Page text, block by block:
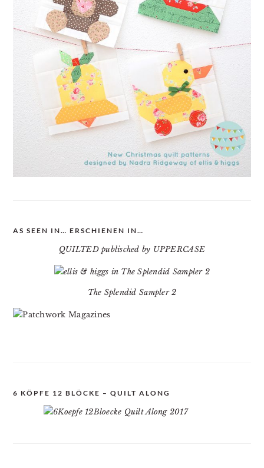
AS SEEN IN… ERSCHIENEN IN…
QUILTED publisched by UPPERCASE
The Splendid Sampler 2
6 KÖPFE 12 BLÖCKE – QUILT ALONG